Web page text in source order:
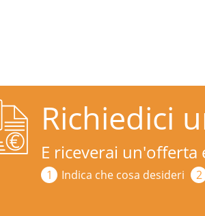
Richiedici
E riceverai
Indica che cosa desideri